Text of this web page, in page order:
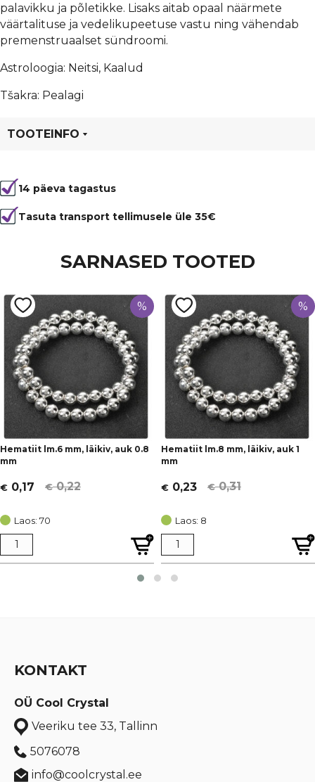
palavikku ja põletikke. Lisaks aitab opaal näärmete
väärtalituse ja vedelikupeetuse vastu ning vähendab
premenstruaalset sündroomi.
Astroloogia: Neitsi, Kaalud
Tšakra: Pealagi
TOOTEINFO
Värvus
Valge
Läbimõõt
12 mm
14 päeva tagastus
Tasuta transport tellimusele üle 35€
SARNASED TOOTED
%
Hematiit lm.6 mm, läikiv, auk 0.8
mm
€0,22
Algne
oli:
€ 0,22.
€ 0,17
Current
is:
€ 0,17.
Laos: 70
%
Hematiit lm.8 mm, läikiv, auk 1
mm
€0,31
Algne
oli:
€ 0,31.
€ 0,23
Current
is:
€ 0,23.
Laos: 8
KONTAKT
OÜ Cool Crystal
Veeriku tee 33, Tallinn
5076078
info@coolcrystal.ee